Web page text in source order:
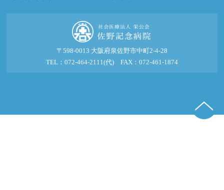
〒598-0013 大阪府泉佐野市中町2-4-28
TEL：072-464-2111(代) FAX：072-461-1874